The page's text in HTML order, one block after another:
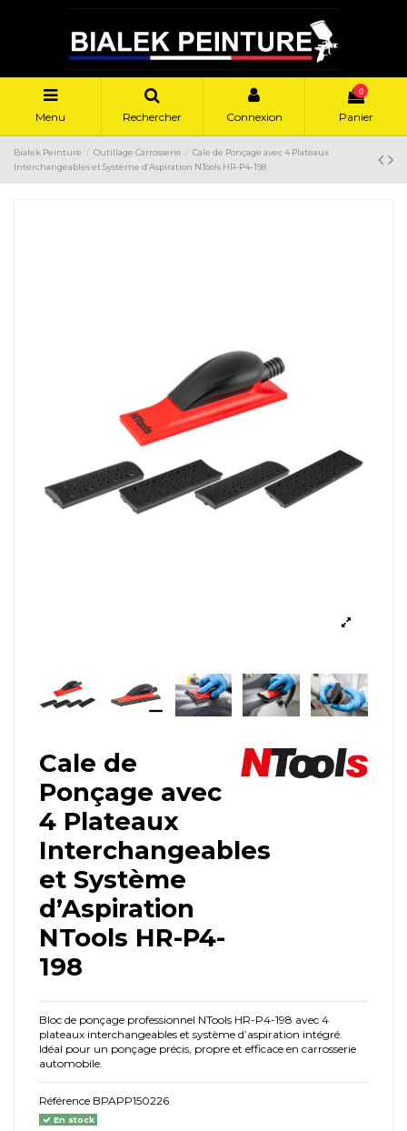
Menu Rechercher Connexion
0
Panier
Bialek Peinture Outillage Carrosserie
Cale de Ponçage avec 4 Plateaux
Interchangeables et Système d’Aspiration NTools HR-P4-198
Cale de
Ponçage avec
4 Plateaux
Interchangeables
et Système
d’Aspiration
NTools HR-P4-
198
Bloc de ponçage professionnel NTools HR-P4-198 avec 4
plateaux interchangeables et système d’aspiration intégré.
Idéal pour un ponçage précis, propre et efficace en carrosserie
automobile.
Référence BPAPP150226
En stock